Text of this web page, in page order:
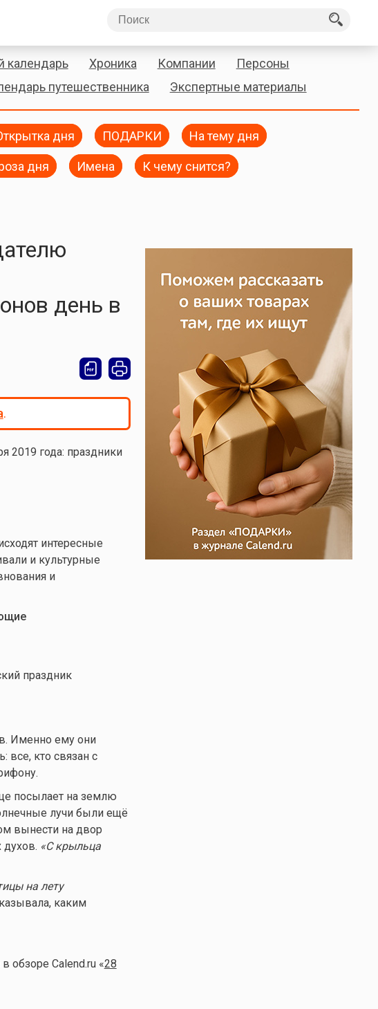
календарь Хроника Компании
Персоны
путешественника Экспертные материалы
дня ПОДАРКИ На тему дня
дня Имена К чему снится?
день в
.
2019 года: праздники
интересные
и культурные
и
праздник
Именно ему они
все, кто связан с
посылает на землю
лучи были ещё
вынести на двор
духов. «С крыльца
на лету
каким
обзоре Calend.ru «28